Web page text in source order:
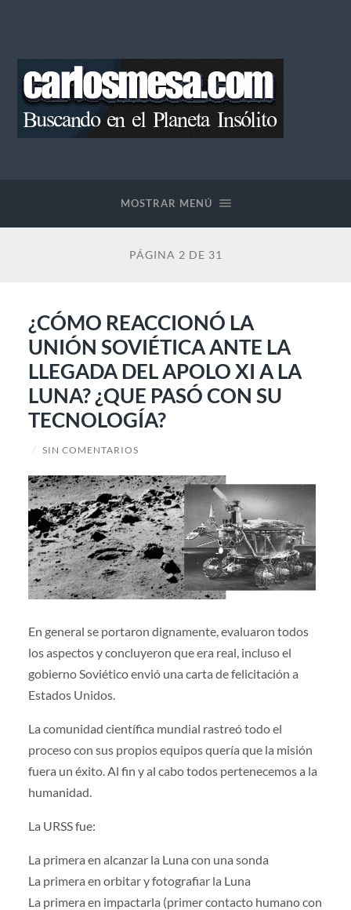
MOSTRAR MENÚ
PÁGINA 2 DE 31
¿CÓMO REACCIONÓ LA
UNIÓN SOVIÉTICA ANTE LA
LLEGADA DEL APOLO XI A LA
LUNA? ¿QUE PASÓ CON SU
TECNOLOGÍA?
/ SIN COMENTARIOS
En general se portaron dignamente, evaluaron todos
los aspectos y concluyeron que era real, incluso el
gobierno Soviético envió una carta de felicitación a
Estados Unidos.
La comunidad científica mundial rastreó todo el
proceso con sus propios equipos quería que la misión
fuera un éxito. Al fin y al cabo todos pertenecemos a la
humanidad.
La URSS fue:
La primera en alcanzar la Luna con una sonda
La primera en orbitar y fotografiar la Luna
La primera en impactarla (primer contacto humano con